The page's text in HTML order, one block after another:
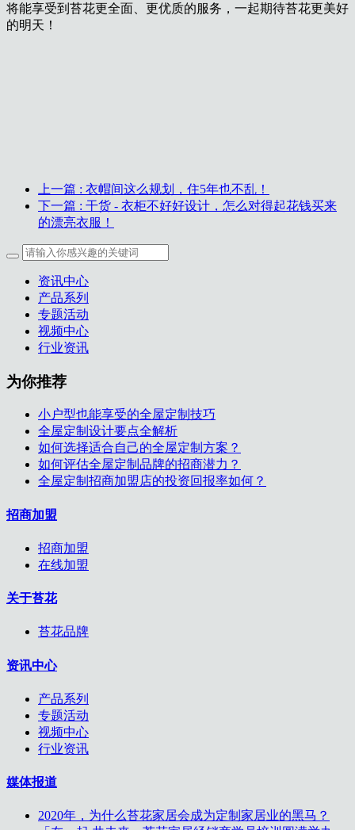
将能享受到苔花更全面、更优质的服务，一起期待苔花更美好
的明天！
上一篇 : 衣帽间这么规划，住5年也不乱！
下一篇 : 干货 - 衣柜不好好设计，怎么对得起花钱买来
的漂亮衣服！
资讯中心
产品系列
专题活动
视频中心
行业资讯
为你推荐
小户型也能享受的全屋定制技巧
全屋定制设计要点全解析
如何选择适合自己的全屋定制方案？
如何评估全屋定制品牌的招商潜力？
全屋定制招商加盟店的投资回报率如何？
招商加盟
招商加盟
在线加盟
关于苔花
苔花品牌
资讯中心
产品系列
专题活动
视频中心
行业资讯
媒体报道
2020年，为什么苔花家居会成为定制家居业的黑马？